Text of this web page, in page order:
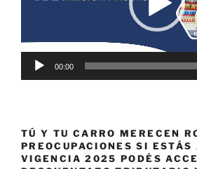
00:00
TÚ Y TU CARRO MERECEN
PREOCUPACIONES SI
VIGENCIA 2025 PODÉS